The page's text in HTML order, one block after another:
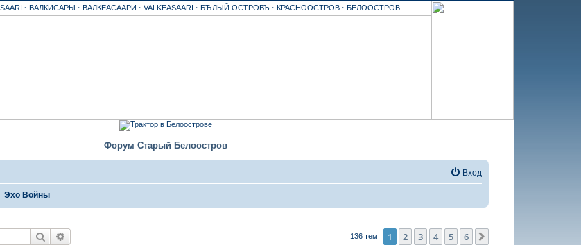
· ВАЛКИСАРЫ · ВАЛКЕАСААРИ · VALKEASAARI · БЂЛЫЙ ОСТРОВЪ · КРАСНООСТРОВ · БЕЛООСТРОВ
Форум Старый Белоостров
Вход
Эхо Войны
Поиск 136 тем 1 2 3 4 5 6